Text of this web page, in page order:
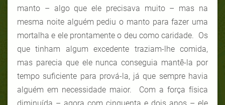
manto – algo que ele precisava muito – mas na
mesma noite alguém pediu o manto para fazer uma
mortalha e ele prontamente o deu como caridade. Os
que tinham algum excedente traziam-lhe comida,
mas parecia que ele nunca conseguia mantê-la por
tempo suficiente para prová-la, já que sempre havia
alguém em necessidade maior. Com a força física
diminuída – agora com cinquenta e dois anos – ele